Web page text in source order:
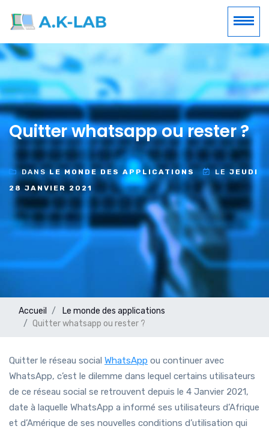
Quitter whatsapp ou rester ?
DANSLE MONDE DES APPLICATIONS LEJEUDI
28 JANVIER 2021
Accueil
Le monde des applications
Quitter whatsapp ou rester ?
Quitter le réseau social WhatsApp ou continuer avec
WhatsApp, c’est le dilemme dans lequel certains utilisateurs
de ce réseau social se retrouvent depuis le 4 Janvier 2021,
date à laquelle WhatsApp a informé ses utilisateurs d’Afrique
et d’Amérique de ses nouvelles conditions d’utilisation qui